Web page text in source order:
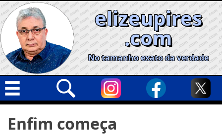
Skip
to
content
elizeupires
.com
No tamanho exato da verdade
Geral
por:
Enfim começa